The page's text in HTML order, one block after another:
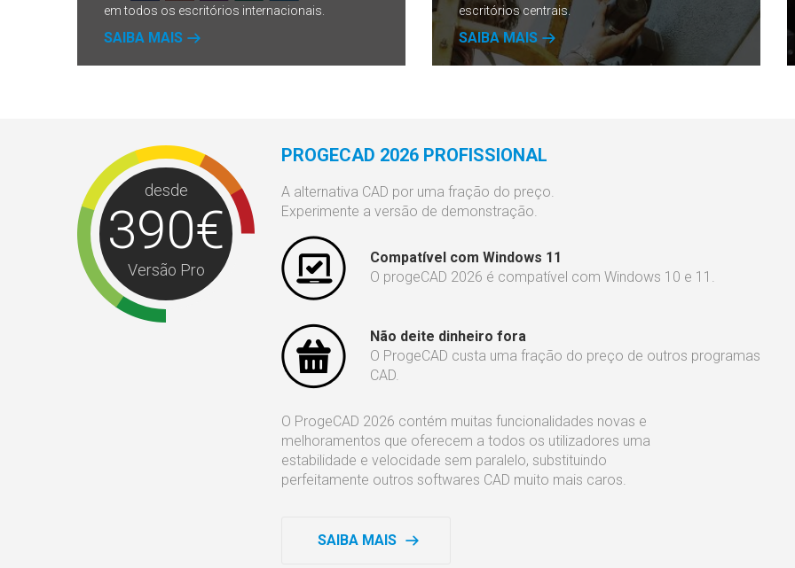
em todos os escritórios internacionais.
SAIBA MAIS
escritórios centrais.
SAIBA MAIS
desde
390€
Versão Pro
PROGECAD 2026 PROFISSIONAL
A alternativa CAD por uma fração do preço.
Experimente a versão de demonstração.
Compatível com Windows 11
O progeCAD 2026 é compatível com Windows 10 e 11.
Não deite dinheiro fora
O ProgeCAD custa uma fração do preço de outros programas
CAD.
O ProgeCAD 2026 contém muitas funcionalidades novas e
melhoramentos que oferecem a todos os utilizadores uma
estabilidade e velocidade sem paralelo, substituindo
perfeitamente outros softwares CAD muito mais caros.
SAIBA MAIS